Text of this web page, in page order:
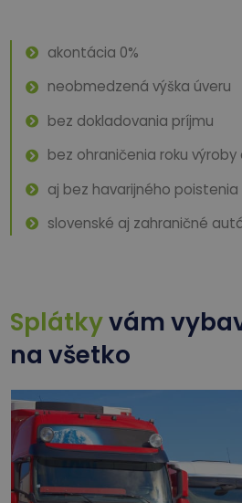
akontácia 0%
neobmedzená výška úveru
bez dokladovania príjmu
bez ohraničenia roku výroby
aj bez havarijného poistenia
slovenské aj zahraničné
Splátkyvám
na všetko